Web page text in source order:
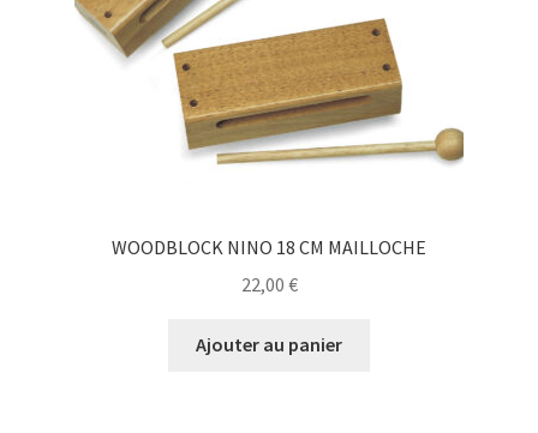
WOODBLOCK NINO 18 CM MAILLOCHE
22,00 €
Ajouter au panier